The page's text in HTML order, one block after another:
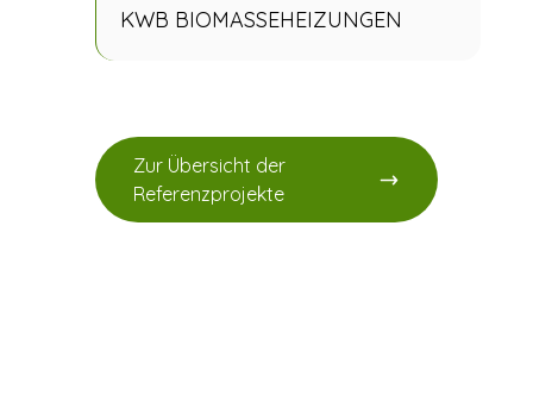
KWB BIOMASSEHEIZUNGEN
Zur Übersicht der
Referenzprojekte